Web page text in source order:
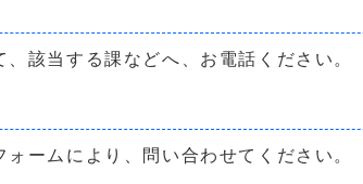
該当する課などへ、お電話ください。
ームにより、問い合わせてください。